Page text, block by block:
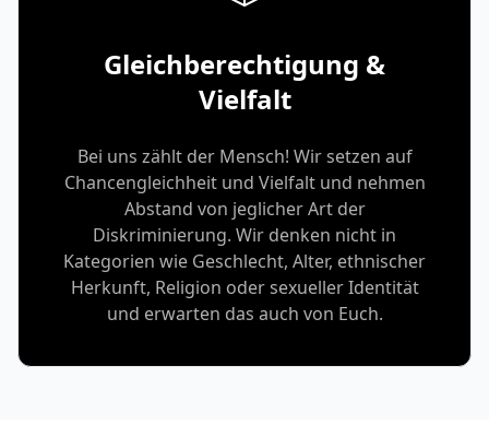
Gleichberechtigung &
Vielfalt
Bei uns zählt der Mensch! Wir setzen auf
Chancengleichheit und Vielfalt und nehmen
Abstand von jeglicher Art der
Diskriminierung. Wir denken nicht in
Kategorien wie Geschlecht, Alter, ethnischer
Herkunft, Religion oder sexueller Identität
und erwarten das auch von Euch.